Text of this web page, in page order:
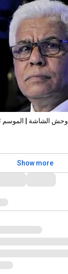
وحش الشاشة | الموسم 3 - الحلقة 26 الجزء الأول
Show more